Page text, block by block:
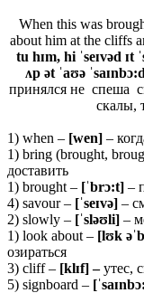
When this was
about him at the cliffs
tu hɪm, hi ˈseɪvəd
ʌp ət ˈaʊə
принялся не спеша
скалы,
1) when – [wen] –
1) bring (brought,
доставить
1) brought – [ˈbrɔ:t] –
4) savour – [ˈseɪvə] –
2) slowly – [ˈsləʊli] –
1) look about – [lʊk əˈ
озираться
3) cliff – [klɪf] –утес,
5) signboard –